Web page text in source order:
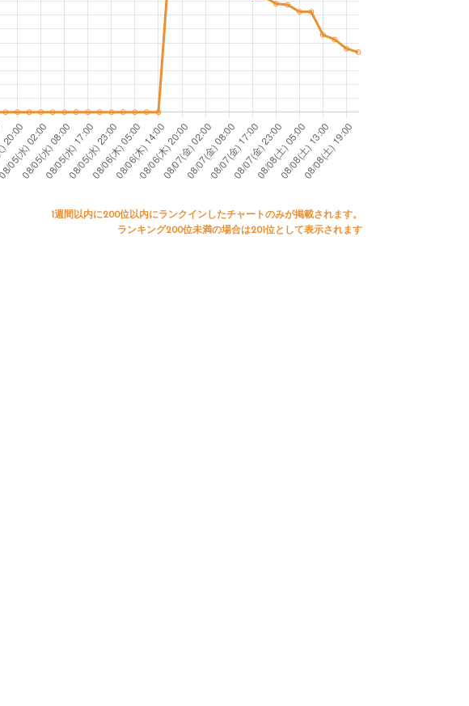
1週間以内に200位以内にランクインしたチャートのみが掲載されます。
ランキング200位未満の場合は201位として表示されます